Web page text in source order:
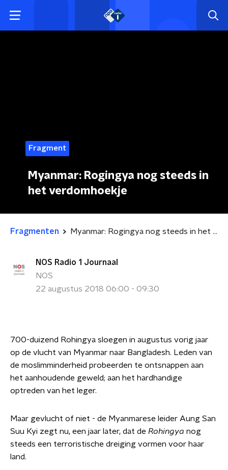
Fragment
Myanmar: Rogingya nog steeds in
het verdomhoekje
Fragmenten Myanmar: Rogingya nog steeds in het verdomhoekje
NOS Radio 1 Journaal
NOS
22 augustus 2018 06:00 - 09:30
700-duizend Rohingya sloegen in augustus vorig jaar
op de vlucht van Myanmar naar Bangladesh. Leden van
de moslimminderheid probeerden te ontsnappen aan
het aanhoudende geweld; aan het hardhandige
optreden van het leger.
Maar gevlucht of niet - de Myanmarese leider Aung San
Suu Kyi zegt nu, een jaar later, dat de Rohingya nog
steeds een terroristische dreiging vormen voor haar
land.